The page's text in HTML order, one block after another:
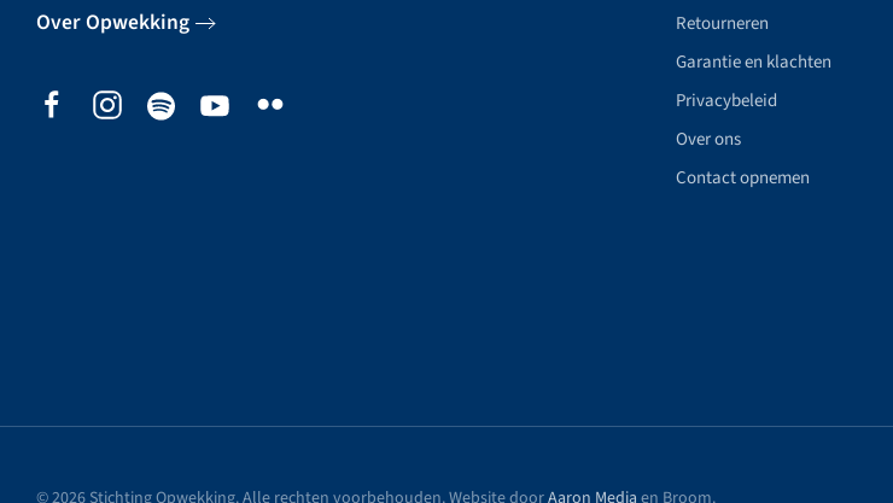
Over Opwekking
Retourneren
Garantie en klachten
Privacybeleid
Over ons
Contact opnemen